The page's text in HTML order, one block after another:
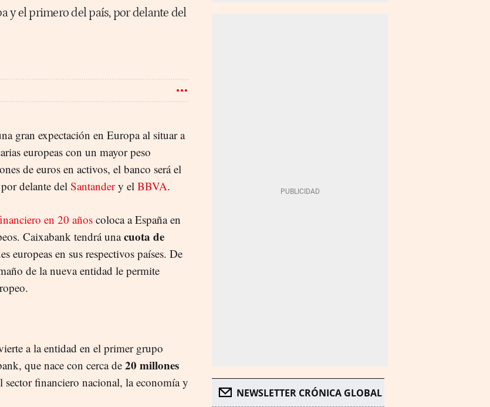
y el primero del país, por delante del
gran expectación en Europa al situar a
europeas con un mayor peso
de euros en activos, el banco será el
delante del Santandery el BBVA.
en 20 añoscoloca a España en
Caixabank tendrá unacuota de
europeas en sus respectivos países. De
de la nueva entidad le permite
a la entidad en el primer grupo
que nace con cerca de20 millones
sector financiero nacional, la economía y
NEWSLETTER CRÓNICA GLOBAL